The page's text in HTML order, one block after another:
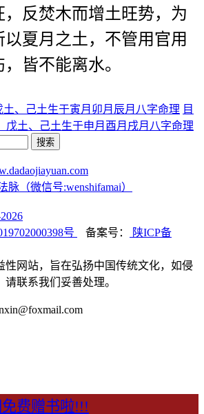
，反焚木而增土旺势，为
夏月之土，不管用官用
皆不能离水。
土、己土生于寅月卯月辰月八字命理 目
戊土、己土生于申月酉月戌月八字命理
搜索
脉（微信号:wenshifamai）
2026
号
备案号：
陕ICP备
性网站，旨在弘扬中国传统文化，如侵
联系我们妥善处理。
费赠书啦!!!